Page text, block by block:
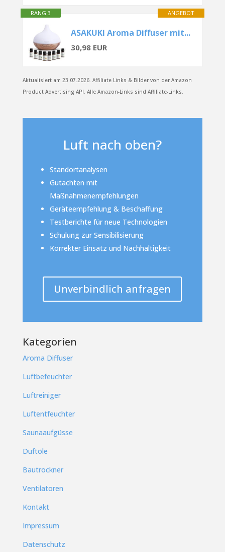
ANGEBOT
RANG 3
ASAKUKI Aroma Diffuser mit...
30,98 EUR
Aktualisiert am 23.07.2026. Affiliate Links & Bilder von der Amazon
Product Advertising API. Alle Amazon-Links sind Affiliate-Links.
Luft nach oben?
Standortanalysen
Gutachten mit
Maßnahmenempfehlungen
Geräteempfehlung & Beschaffung
Testberichte für neue Technologien
Schulung zur Sensibilisierung
Korrekter Einsatz und Nachhaltigkeit
Unverbindlich anfragen
Kategorien
Aroma Diffuser
Luftbefeuchter
Luftreiniger
Luftentfeuchter
Saunaaufgüsse
Duftöle
Bautrockner
Ventilatoren
Kontakt
Impressum
Datenschutz